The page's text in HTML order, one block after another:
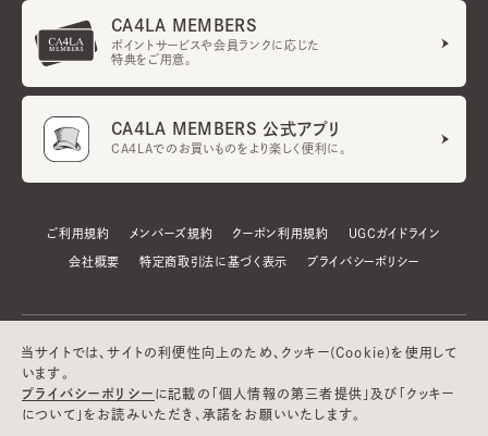
CA4LA MEMBERS
ポイントサービスや会員ランクに応じた
特典をご用意。
CA4LA MEMBERS 公式アプリ
CA4LAでのお買いものをより楽しく便利に。
ご利用規約 メンバーズ規約 クーポン利用規約 UGCガイドライン
会社概要 特定商取引法に基づく表示 プライバシーポリシー
当サイトでは、サイトの利便性向上のため、クッキー(Cookie)を使用して
います。
プライバシーポリシー に記載の「個人情報の第三者提供」及び「クッキー
について」をお読みいただき、承諾をお願いいたします。